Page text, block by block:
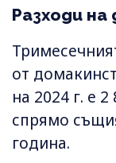
Разходи
от
на 2024 г. е
спрямо
година.